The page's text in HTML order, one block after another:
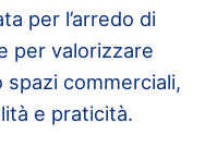
per l’arredo di
per valorizzare
commerciali,
e praticità.